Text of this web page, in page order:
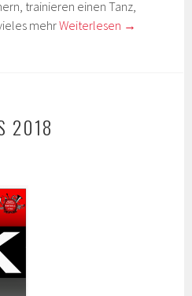
trainieren einen Tanz,
mehrWeiterlesen →
2018